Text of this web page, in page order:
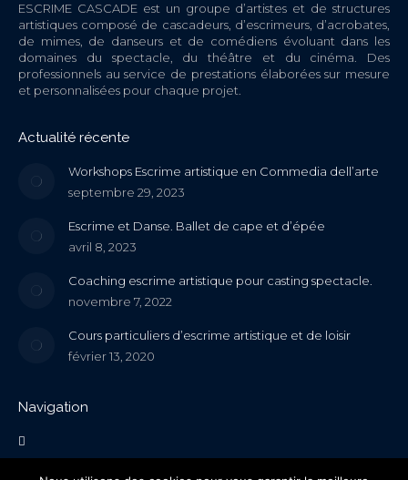
ESCRIME CASCADE est un groupe d’artistes et de structures
artistiques composé de cascadeurs, d’escrimeurs, d’acrobates,
de mimes, de danseurs et de comédiens évoluant dans les
domaines du spectacle, du théâtre et du cinéma. Des
professionnels au service de prestations élaborées sur mesure
et personnalisées pour chaque projet.
Actualité récente
Workshops Escrime artistique en Commedia dell’arte
septembre 29, 2023
Escrime et Danse. Ballet de cape et d’épée
avril 8, 2023
Coaching escrime artistique pour casting spectacle.
novembre 7, 2022
Cours particuliers d’escrime artistique et de loisir
février 13, 2020
Navigation